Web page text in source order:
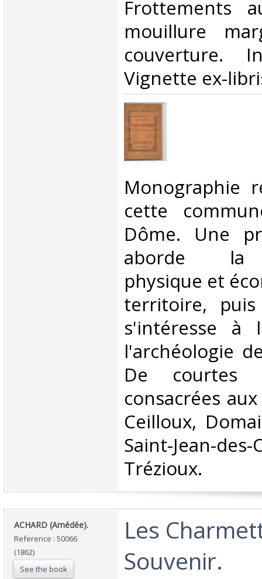
Frottements
mouillure
couverture.
Vignette ex-
‎Monographie
cette
Dôme. Une
aborde la
physique et
territoire,
s'intéresse à
l'archéologie
De courtes
consacrées
Ceilloux,
Saint-Jean-
Trézioux. ‎
‎ACHARD (Amédée).‎
Reference : 50066
(1862)
See the book
‎Les
Souvenir.‎